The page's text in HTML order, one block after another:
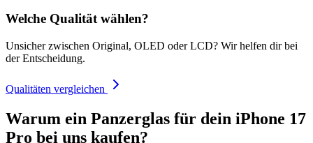
Welche Qualität wählen?
Unsicher zwischen Original, OLED oder LCD? Wir helfen dir bei
der Entscheidung.
Qualitäten vergleichen
Warum ein Panzerglas für dein iPhone 17
Pro bei uns kaufen?